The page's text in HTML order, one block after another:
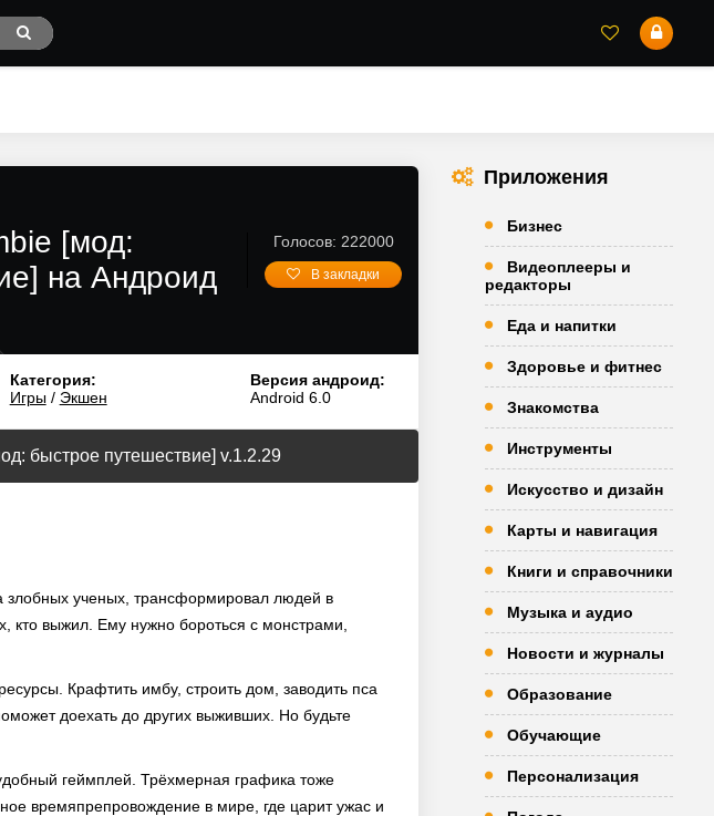
[мод:
на Андроид
Голосов: 222000
В закладки
Категория:
Игры/ Экшен
Версия андроид:
Android 6.0
быстрое путешествие] v.1.2.29
ученых, трансформировал людей в
кто выжил. Ему нужно бороться с монстрами,
Крафтить имбу, строить дом, заводить пса
доехать до других выживших. Но будьте
геймплей. Трёхмерная графика тоже
времяпрепровождение в мире, где царит ужас и
Приложения
Бизнес
Видеоплееры и
редакторы
Еда и напитки
Здоровье и фитнес
Знакомства
Инструменты
Искусство и дизайн
Карты и навигация
Книги и справочники
Музыка и аудио
Новости и журналы
Образование
Обучающие
Персонализация